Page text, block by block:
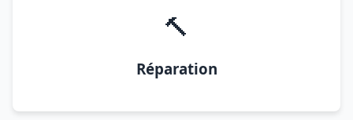
🔨
Réparation